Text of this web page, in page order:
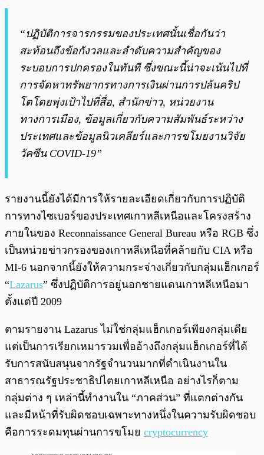
“ปฏิบัติการจารกรรมของประเทศนั้นเชื่อกันว่า
สะท้อนถึงข้อกังวลและลำดับความสำคัญของ
ระบอบการปกครองในทันที ซึ่งขณะนี้น่าจะเน้นไปที่
การจัดหาทรัพยากรทางการเงินผ่านการปล้นคริป
โตโดยพุ่งเป้าไปที่สื่อ, สำนักข่าว, หน่วยงาน
ทางการเมือง, ข้อมูลเกี่ยวกับความสัมพันธ์ระหว่าง
ประเทศและข้อมูลนิวเคลียร์และการขโมยงานวิจัย
วัคซีน COVID-19”
รายงานนี้ยังได้มีการให้รายละเอียดเกี่ยวกับการปฏิบัติ
การทางไซเบอร์ของประเทศเกาหลีเหนือและโครงสร้าง
ภายในของ Reconnaissance General Bureau หรือ RGB ซึ่ง
เป็นหน่วยข่าวกรองของเกาหลีเหนือที่คล้ายกับ CIA หรือ
MI-6 นอกจากนี้ยังให้ความกระจ่างเกี่ยวกับกลุ่มแฮ็กเกอร์
“Lazarus” ซึ่งปฏิบัติการอยู่นอกชายแดนเกาหลีเหนือมา
ตั้งแต่ปี 2009
ตามรายงาน Lazarus ไม่ใช่กลุ่มแฮ็กเกอร์เพียงกลุ่มเดีย
แต่เป็นการเรียกเหมารวมเพื่ออ้างถึงกลุ่มแฮ็กเกอร์ที่ได้
รับการสนับสนุนจากรัฐจำนวนมากที่ดำเนินงานใน
สาธารณรัฐประชาธิปไตยเกาหลีเหนือ อย่างไรก็ตาม
กลุ่มต่าง ๆ เหล่านี้ทำงานใน “ภาคส่วน” ที่แตกต่างกัน
และมีหน้าที่รับผิดชอบเฉพาะทางหนึ่งในความรับผิดชอบ
คือการระดมทุนผ่านการขโมย cryptocurrency